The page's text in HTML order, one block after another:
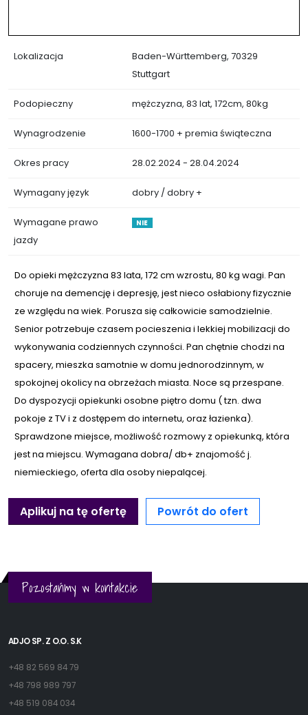
Lokalizacja
Baden-Württemberg, 70329
Stuttgart
Podopieczny mężczyzna, 83 lat, 172cm, 80kg
Wynagrodzenie 1600-1700 + premia świąteczna
Okres pracy 28.02.2024 - 28.04.2024
Wymagany język dobry / dobry +
Wymagane prawo
jazdy
NIE
Do opieki mężczyzna 83 lata, 172 cm wzrostu, 80 kg wagi. Pan
choruje na demencję i depresję, jest nieco osłabiony fizycznie
ze względu na wiek. Porusza się całkowicie samodzielnie.
Senior potrzebuje czasem pocieszenia i lekkiej mobilizacji do
wykonywania codziennych czynności. Pan chętnie chodzi na
spacery, mieszka samotnie w domu jednorodzinnym, w
spokojnej okolicy na obrzeżach miasta. Noce są przespane.
Do dyspozycji opiekunki osobne piętro domu ( tzn. dwa
pokoje z TV i z dostępem do internetu, oraz łazienka).
Sprawdzone miejsce, możliwość rozmowy z opiekunką, która
jest na miejscu. Wymagana dobra/ db+ znajomość j.
niemieckiego, oferta dla osoby niepalącej.
Aplikuj na tę ofertę Powrót do ofert
Pozostańmy w kontakcie
ADJO SP. Z O.O. S.K
+48 82 569 84 79
+48 798 989 797
+48 519 084 034